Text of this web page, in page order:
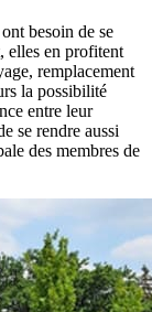
besoin de se
elles en profitent
remplacement
la possibilité
entre leur
se rendre aussi
des membres de